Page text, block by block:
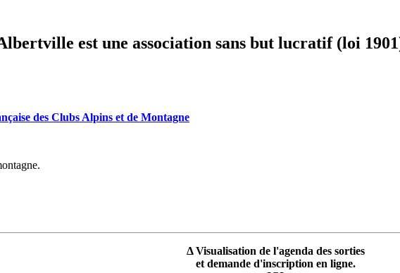
est une association sans but lucratif (loi
des Clubs Alpins et de Montagne
Δ Visualisation de l'agenda des sorties
et demande d'inscription en ligne.